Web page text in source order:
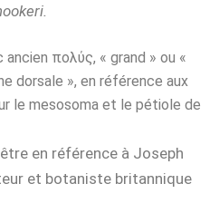
ancien πολύς, « grand » ou «
dorsale », en référence aux
le mesosoma et le pétiole de
en référence à Joseph
et botaniste britannique